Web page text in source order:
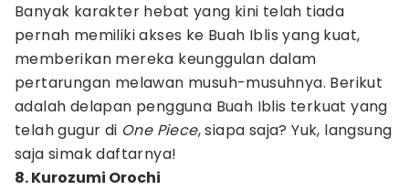
Banyak karakter hebat yang kini telah tiada
pernah memiliki akses ke Buah Iblis yang kuat,
memberikan mereka keunggulan dalam
pertarungan melawan musuh-musuhnya. Berikut
adalah delapan pengguna Buah Iblis terkuat yang
telah gugur di One Piece, siapa saja? Yuk, langsung
saja simak daftarnya!
8. Kurozumi Orochi